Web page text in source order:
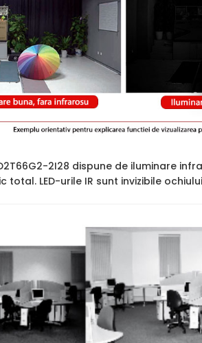
2I28 dispune de iluminare
total. LED-urile IR sunt invizibile